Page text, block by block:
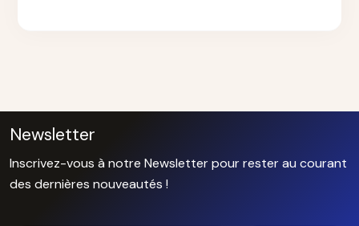
Newsletter
Inscrivez-vous à notre Newsletter pour rester au courant
des dernières nouveautés !